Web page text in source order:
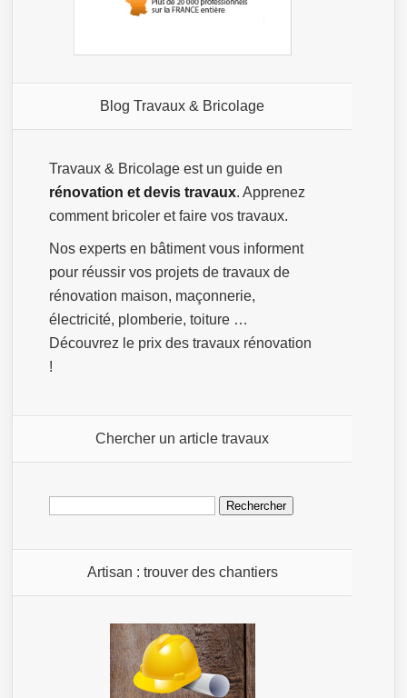
Blog Travaux & Bricolage
Travaux & Bricolage est un guide en
rénovation et devis travaux. Apprenez
comment bricoler et faire vos travaux.
Nos experts en bâtiment vous informent
pour réussir vos projets de travaux de
rénovation maison, maçonnerie,
électricité, plomberie, toiture …
Découvrez le prix des travaux rénovation
!
Chercher un article travaux
Rechercher :
Artisan : trouver des chantiers